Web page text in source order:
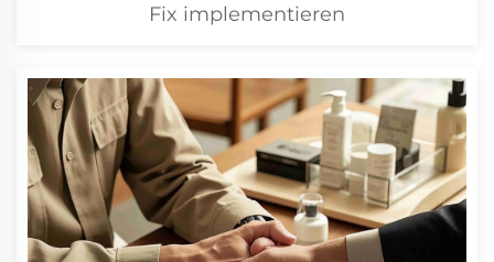
Fix implementieren